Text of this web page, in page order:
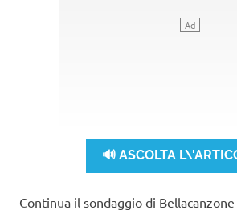
🔊 ASCOLTA
Continua il sondaggio di